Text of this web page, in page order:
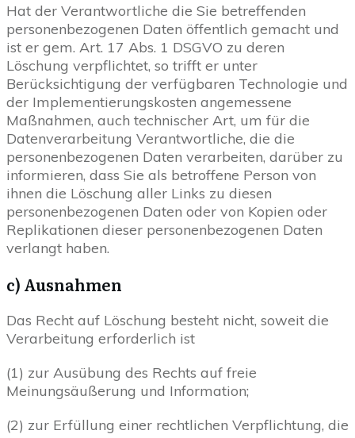
Hat der Verantwortliche die Sie betreffenden
personenbezogenen Daten öffentlich gemacht und
ist er gem. Art. 17 Abs. 1 DSGVO zu deren
Löschung verpflichtet, so trifft er unter
Berücksichtigung der verfügbaren Technologie und
der Implementierungskosten angemessene
Maßnahmen, auch technischer Art, um für die
Datenverarbeitung Verantwortliche, die die
personenbezogenen Daten verarbeiten, darüber zu
informieren, dass Sie als betroffene Person von
ihnen die Löschung aller Links zu diesen
personenbezogenen Daten oder von Kopien oder
Replikationen dieser personenbezogenen Daten
verlangt haben.
c) Ausnahmen
Das Recht auf Löschung besteht nicht, soweit die
Verarbeitung erforderlich ist
(1) zur Ausübung des Rechts auf freie
Meinungsäußerung und Information;
(2) zur Erfüllung einer rechtlichen Verpflichtung, die